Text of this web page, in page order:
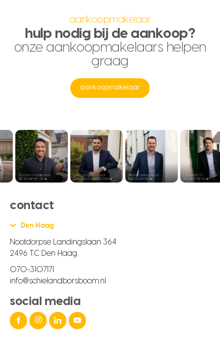
aankoopmakelaar
hulp nodig bij de aankoop?
onze aankoopmakelaars helpen
graag
aankoopmakelaar
contact
Den Haag
Nootdorpse Landingslaan 364
2496 TC Den Haag
070-3107171
info@schielandborsboom.nl
social media